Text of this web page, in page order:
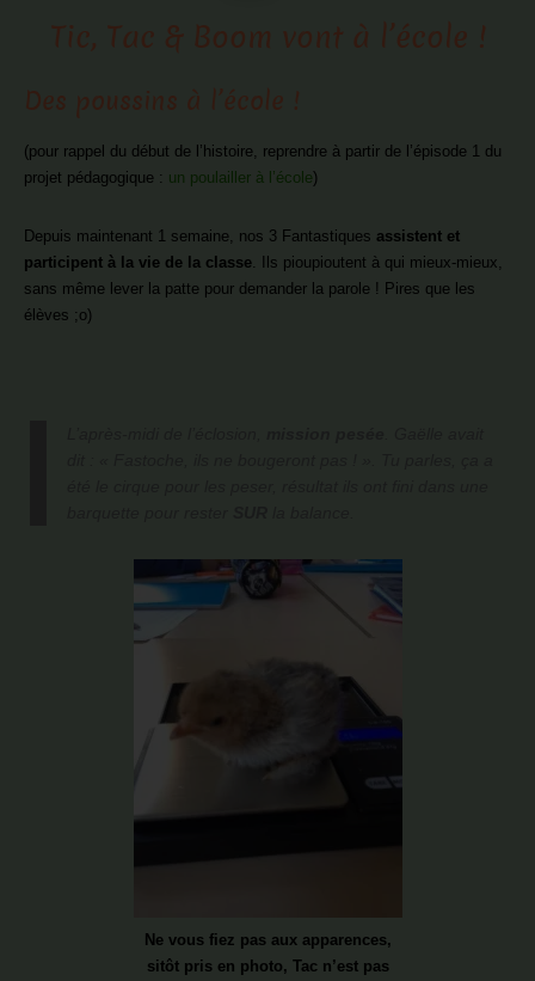
(pour rappel du début de l’histoire, reprendre à partir de l’épisode 1 du
projet pédagogique : un poulailler à l’école)
Depuis maintenant 1 semaine, nos 3 Fantastiques assistent et
participent à la vie de la classe . Ils pioupioutent à qui mieux-mieux,
sans même lever la patte pour demander la parole ! Pires que les
élèves ;o)
Ne vous fiez pas aux apparences,
sitôt pris en photo, Tac n’est pas